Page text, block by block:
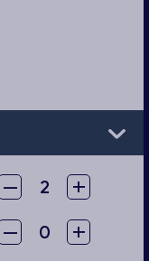
– 2 +
– 0 +